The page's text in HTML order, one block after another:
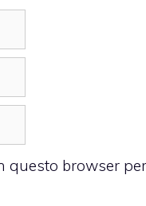
questo browser